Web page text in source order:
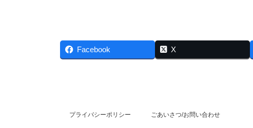
Facebook X
プライバシーポリシー ごあいさつ/お問い合わせ